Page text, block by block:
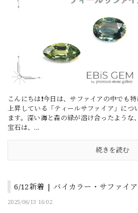
こんにちは❗今日は、サファイアの中でも
上昇している「ティールサファイア」につ
ます。深い海と森の緑が溶け合ったような
宝石は、...
続きを読む
6/12新着 | バイカラー・サファイア
2025/06/13 16:02